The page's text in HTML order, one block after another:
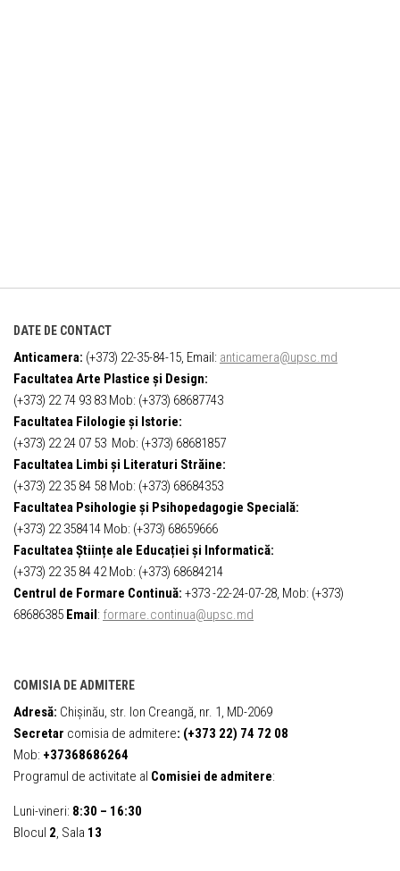
DATE DE CONTACT
Anticamera: (+373) 22-35-84-15, Email: anticamera@upsc.md
Facultatea Arte Plastice și Design:
(+373) 22 74 93 83 Mob: (+373) 68687743
Facultatea Filologie și Istorie:
(+373) 22 24 07 53 Mob: (+373) 68681857
Facultatea Limbi și Literaturi Străine:
(+373) 22 35 84 58 Mob: (+373) 68684353
Facultatea Psihologie și Psihopedagogie Specială:
(+373) 22 358414 Mob: (+373) 68659666
Facultatea Științe ale Educației și Informatică:
(+373) 22 35 84 42 Mob: (+373) 68684214
Centrul de Formare Continuă: +373 -22-24-07-28, Mob: (+373)
68686385 Email: formare.continua@upsc.md
COMISIA DE ADMITERE
Adresă: Chișinău, str. Ion Creangă, nr. 1, MD-2069
Secretar comisia de admitere: (+373 22) 74 72 08
Mob: +37368686264
Programul de activitate al Comisiei de admitere:
Luni-vineri: 8:30 – 16:30
Blocul 2 , Sala 13